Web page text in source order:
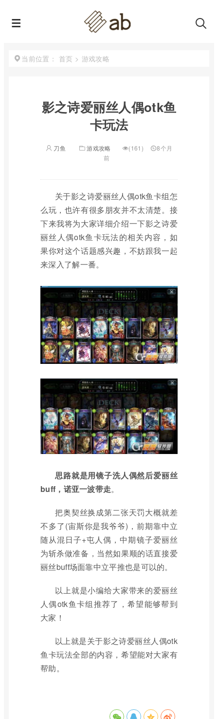
当前位置： 首页 > 游戏攻略
影之诗爱丽丝人偶otk鱼
卡玩法
刀鱼 游戏攻略 (161)
8个月
前
关于影之诗爱丽丝人偶otk鱼卡组怎
么玩，也许有很多朋友并不太清楚。接
下来我将为大家详细介绍一下影之诗爱
丽丝人偶otk鱼卡玩法的相关内容，如
果你对这个话题感兴趣，不妨跟我一起
来深入了解一番。
思路就是用镜子洗人偶然后爱丽丝
buff，诺亚一波带走。
把奥契丝换成第二张天罚大概就差
不多了(宙斯你是我爷爷)，前期靠中立
随从混日子+屯人偶，中期镜子爱丽丝
为斩杀做准备，当然如果顺的话直接爱
丽丝buff场面靠中立平推也是可以的。
以上就是小编给大家带来的爱丽丝
人偶otk鱼卡组推荐了，希望能够帮到
大家！
以上就是关于影之诗爱丽丝人偶otk
鱼卡玩法全部的内容，希望能对大家有
帮助。